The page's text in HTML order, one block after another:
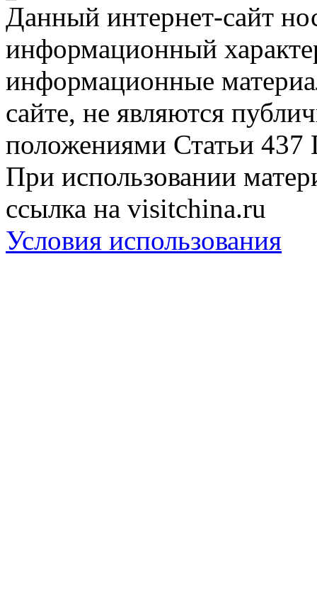
Данный интернет-сайт
информационный
информационные
сайте, не являются
положениями Статьи 437
При использовании
ссылка на visitchina.ru
Условия использования